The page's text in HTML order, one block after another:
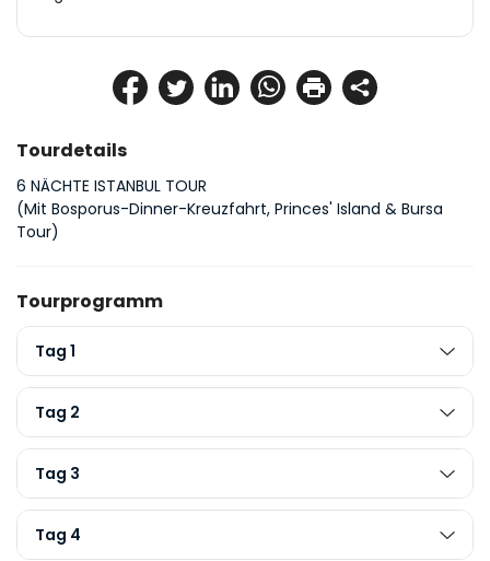
Tourdetails
6 NÄCHTE ISTANBUL TOUR
(Mit Bosporus-Dinner-Kreuzfahrt, Princes' Island & Bursa
Tour)
Tourprogramm
Tag 1
Tag 2
Tag 3
Tag 4